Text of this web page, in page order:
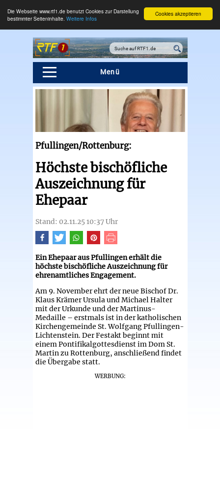
Cookies akzeptieren
Die Webseite www.rtf1.de benutzt Cookies zur Darstellung
bestimmter Seiteninhalte. Weitere Infos
Menü
Pfullingen/Rottenburg:
Höchste bischöfliche
Auszeichnung für
Ehepaar
Stand: 02.11.25 10:37 Uhr
Ein Ehepaar aus Pfullingen erhält die
höchste bischöfliche Auszeichnung für
ehrenamtliches Engagement.
Am 9. November ehrt der neue Bischof Dr.
Klaus Krämer Ursula und Michael Halter
mit der Urkunde und der Martinus-
Medaille – erstmals ist in der katholischen
Kirchengemeinde St. Wolfgang Pfullingen-
Lichtenstein. Der Festakt beginnt mit
einem Pontifikalgottesdienst im Dom St.
Martin zu Rottenburg, anschließend findet
die Übergabe statt.
WERBUNG: